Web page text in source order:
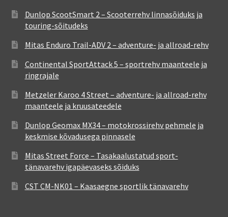
Dunlop ScootSmart 2 – Scooterrehv linnasõiduks ja
touring-sõitudeks
Mitas Enduro Trail-ADV 2 – adventure- ja allroad-rehv
Continental SportAttack 5 – sportrehv maanteele ja
ringrajale
Metzeler Karoo 4 Street – adventure- ja allroad-rehv
maanteele ja kruusateedele
Dunlop Geomax MX34 – motokrossirehv pehmele ja
keskmise kõvadusega pinnasele
Mitas Street Force – Tasakaalustatud sport-
tänavarehv igapäevaseks sõiduks
CST CM-NK01 – Kaasaegne sportlik tänavarehv